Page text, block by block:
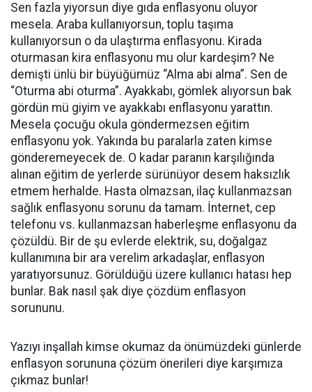
Sen fazla yiyorsun diye gıda enflasyonu oluyor
mesela. Araba kullanıyorsun, toplu taşıma
kullanıyorsun o da ulaştırma enflasyonu. Kirada
oturmasan kira enflasyonu mu olur kardeşim? Ne
demişti ünlü bir büyüğümüz “Alma abi alma”. Sen de
“Oturma abi oturma”. Ayakkabı, gömlek alıyorsun bak
gördün mü giyim ve ayakkabı enflasyonu yarattın.
Mesela çocuğu okula göndermezsen eğitim
enflasyonu yok. Yakında bu paralarla zaten kimse
gönderemeyecek de. O kadar paranın karşılığında
alınan eğitim de yerlerde sürünüyor desem haksızlık
etmem herhalde. Hasta olmazsan, ilaç kullanmazsan
sağlık enflasyonu sorunu da tamam. İnternet, cep
telefonu vs. kullanmazsan haberleşme enflasyonu da
çözüldü. Bir de şu evlerde elektrik, su, doğalgaz
kullanımına bir ara verelim arkadaşlar, enflasyon
yaratıyorsunuz. Görüldüğü üzere kullanıcı hatası hep
bunlar. Bak nasıl şak diye çözdüm enflasyon
sorununu.
Yazıyı inşallah kimse okumaz da önümüzdeki günlerde
enflasyon sorununa çözüm önerileri diye karşımıza
çıkmaz bunlar!